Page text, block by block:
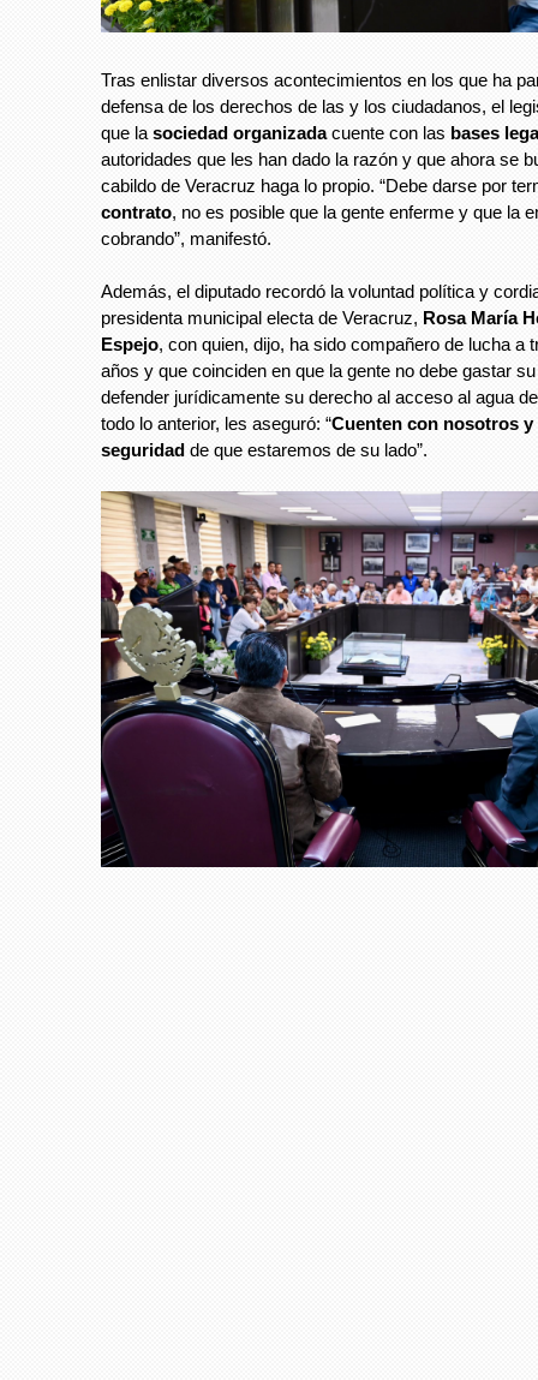
Tras enlistar diversos acontecimientos en los que ha
defensa de los derechos de las y los ciudadanos, el
que la sociedad organizadacuente con las bases
autoridades que les han dado la razón y que ahora se
cabildo de Veracruz haga lo propio. “Debe darse por
contrato, no es posible que la gente enferme y que la
cobrando”, manifestó.
Además, el diputado recordó la voluntad política y
presidenta municipal electa de Veracruz, Rosa María
Espejo, con quien, dijo, ha sido compañero de lucha a
años y que coinciden en que la gente no debe gastar
defender jurídicamente su derecho al acceso al agua
todo lo anterior, les aseguró: “Cuenten con nosotros y
seguridad de que estaremos de su lado”.